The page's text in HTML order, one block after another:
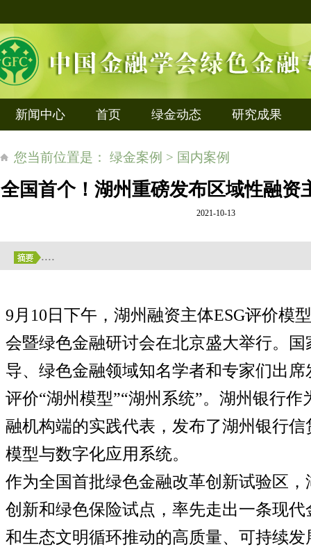
新闻中心 首页 绿金动态 研究成果
您当前位置是： 绿金案例 > 国内案例
全国首个！湖州重磅发布区域性融资
2021-10-13
....
9 月 10 日下午，湖州融资主体ESG评价模
会暨绿色金融研讨会在北京盛大举行。
导、绿色金融领域知名学者和专家们出
评价“湖州模型”“湖州系统”。湖州银行作
融机构端的实践代表，发布了湖州银行信
模型与数字化应用系统。
作为全国首批绿色金融改革创新试验区
创新和绿色保险试点，率先走出一条现
和生态文明循环推动的高质量、可持续